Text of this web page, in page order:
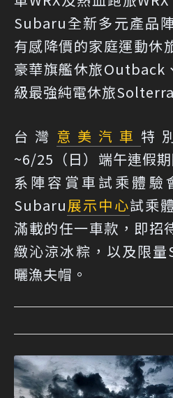
Subaru全新多元產品
有感降價的家庭運動休
豪華旗艦休旅Outback
級最強純電休旅Solterra
台灣 意美汽車 特
~6/25（日）端午連假
系陣容賞車試乘體驗
Subaru展示中心試乘
滿載的任一車款，即招
緻沁涼冰粽，以及限
曬漁夫帽。